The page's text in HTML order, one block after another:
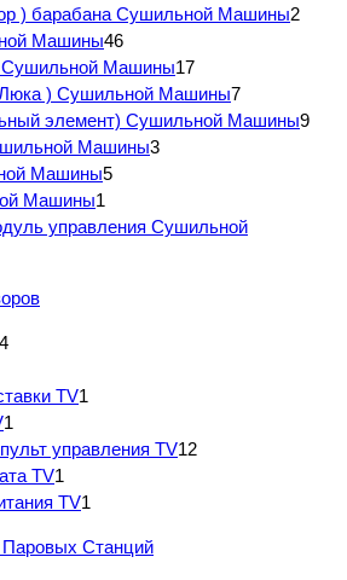
) барабана Сушильной Машины2
Машины46
Сушильной Машины17
) Сушильной Машины7
элемент) Сушильной Машины9
Машины3
Машины5
Машины1
управления Сушильной
TV1
1
управления TV12
TV1
TV1
Паровых Станций